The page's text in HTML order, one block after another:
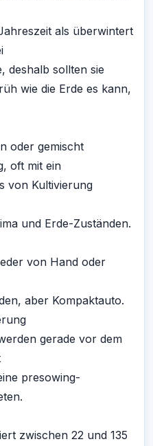
als überwintert
deshalb sollten sie
wie die Erde es kann,
oder gemischt
oft mit ein
von Kultivierung
und Erde-Zuständen.
von Hand oder
aber Kompaktauto.
gerade vor dem
presowing-
zwischen 22 und 135